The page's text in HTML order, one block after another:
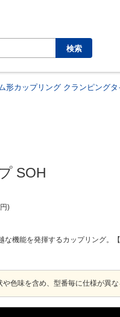
検索
形カップリング クランピングタ
SOH
円
機能を発揮するカップリング。
色味を含め、型番毎に仕様が異な